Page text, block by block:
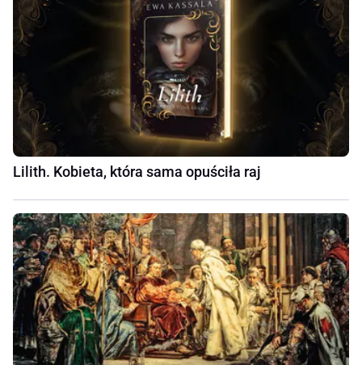
Lilith. Kobieta, która sama opuściła raj